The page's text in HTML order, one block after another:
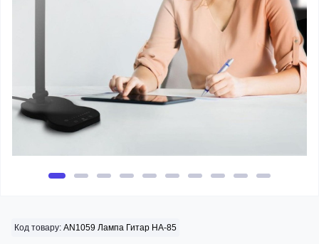
Код товару: AN1059 Лампа Гитар HA-85